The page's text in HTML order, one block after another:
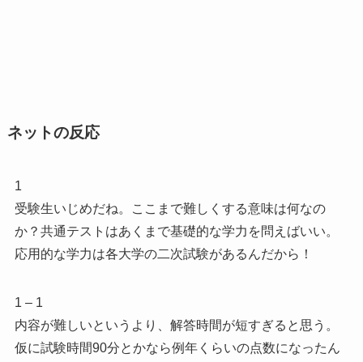
ネットの反応
1
受験生いじめだね。ここまで難しくする意味は何なの
か？共通テストはあくまで基礎的な学力を問えばいい。
応用的な学力は各大学の二次試験があるんだから！
1 – 1
内容が難しいというより、解答時間が短すぎると思う。
仮に試験時間90分とかなら例年くらいの点数になったん